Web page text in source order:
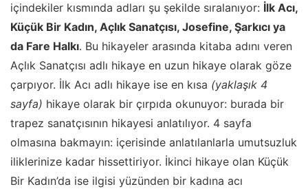
içindekiler kısmında adları şu şekilde sıralanıyor: İlk Acı,
Küçük Bir Kadın, Açlık Sanatçısı, Josefine, Şarkıcı ya
da Fare Halkı. Bu hikayeler arasında kitaba adını veren
Açlık Sanatçısı adlı hikaye en uzun hikaye olarak göze
çarpıyor. İlk Acı adlı hikaye ise en kısa (yaklaşık 4
sayfa) hikaye olarak bir çırpıda okunuyor: burada bir
trapez sanatçısının hikayesi anlatılıyor. 4 sayfa
olmasına bakmayın: içerisinde anlatılanlarla umutsuzluk
iliklerinize kadar hissettiriyor. İkinci hikaye olan Küçük
Bir Kadın’da ise ilgisi yüzünden bir kadına acı